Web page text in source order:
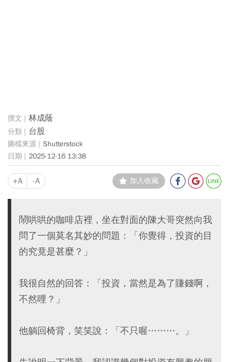
林成蔭
台股
Shutterstock
2025-12-16 13:38
+A -A 加入收藏
鬧哄哄的咖啡店裡，坐在對面的陳大哥突然向我
問了一個莫名其妙的問題：「你覺得，投資的目
的究竟是甚麼？」
我很自然的回答：「投資，當然是為了賺錢啊，
不然哩？」
他躺回椅背，笑笑說：「不只喔………。」